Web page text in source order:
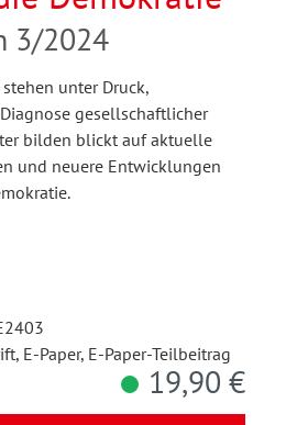
3/2024
unter Druck,
gesellschaftlicher
bilden blickt auf aktuelle
und neuere Entwicklungen
E-Paper, E-Paper-Teilbeitrag
19,90 €